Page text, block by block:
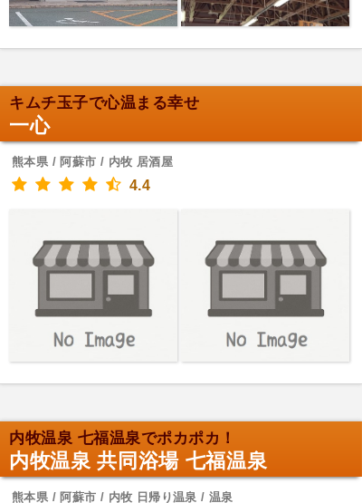
キムチ玉子で心温まる幸せ
一心
熊本県 / 阿蘇市 / 内牧 居酒屋
4.4
内牧温泉 七福温泉でポカポカ！
内牧温泉 共同浴場 七福温泉
熊本県 / 阿蘇市 / 内牧 日帰り温泉 / 温泉